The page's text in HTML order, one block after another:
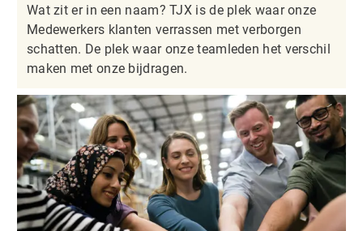
Wat zit er in een naam? TJX is de plek waar onze
Medewerkers klanten verrassen met verborgen
schatten. De plek waar onze teamleden het verschil
maken met onze bijdragen.